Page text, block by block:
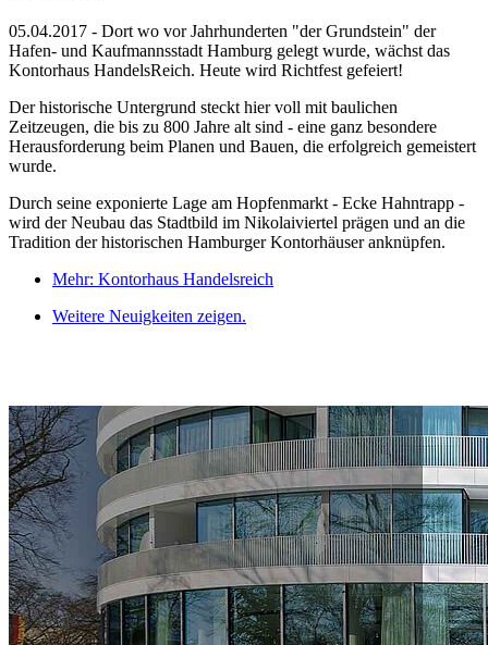
05.04.2017 - Dort wo vor Jahrhunderten "der Grundstein" der
Hafen- und Kaufmannsstadt Hamburg gelegt wurde, wächst das
Kontorhaus HandelsReich. Heute wird Richtfest gefeiert!
Der historische Untergrund steckt hier voll mit baulichen
Zeitzeugen, die bis zu 800 Jahre alt sind - eine ganz besondere
Herausforderung beim Planen und Bauen, die erfolgreich gemeistert
wurde.
Durch seine exponierte Lage am Hopfenmarkt - Ecke Hahntrapp -
wird der Neubau das Stadtbild im Nikolaiviertel prägen und an die
Tradition der historischen Hamburger Kontorhäuser anknüpfen.
Mehr: Kontorhaus Handelsreich
Weitere Neuigkeiten zeigen.